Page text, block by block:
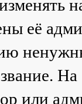
её
или